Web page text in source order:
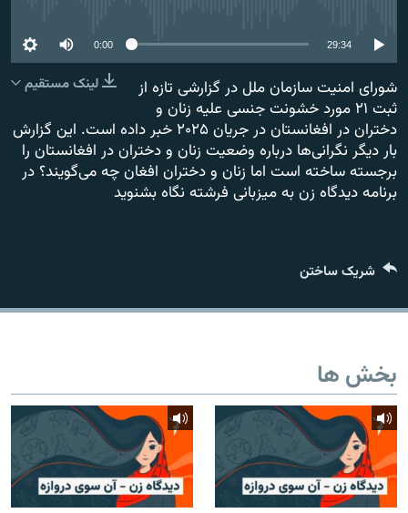
صفحه پشتو
Azadi English
به ما بپیوندید
0:00 29:34
لینک مستقیم
شورای امنیت سازمان ملل در گزارشی تازه از
ثبت ۲۱ مورد خشونت جنسی علیه زنان و
دختران در افغانستان در جریان ۲۰۲۵ خبر داده است. این گزارش
بار دیگر نگرانی‌ها درباره وضعیت زنان و دختران در افغانستان را
برجسته ساخته است اما زنان و دختران افغان چه می‌گویند؟ در
برنامه دیدگاه زن به میزبانی فرشته نگاه بشنوید
شریک ساختن
بخش ها